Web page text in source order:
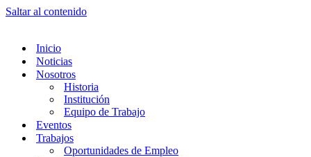
Saltar al contenido
Inicio
Noticias
Nosotros
Historia
Institución
Equipo de Trabajo
Eventos
Trabajos
Oportunidades de Empleo